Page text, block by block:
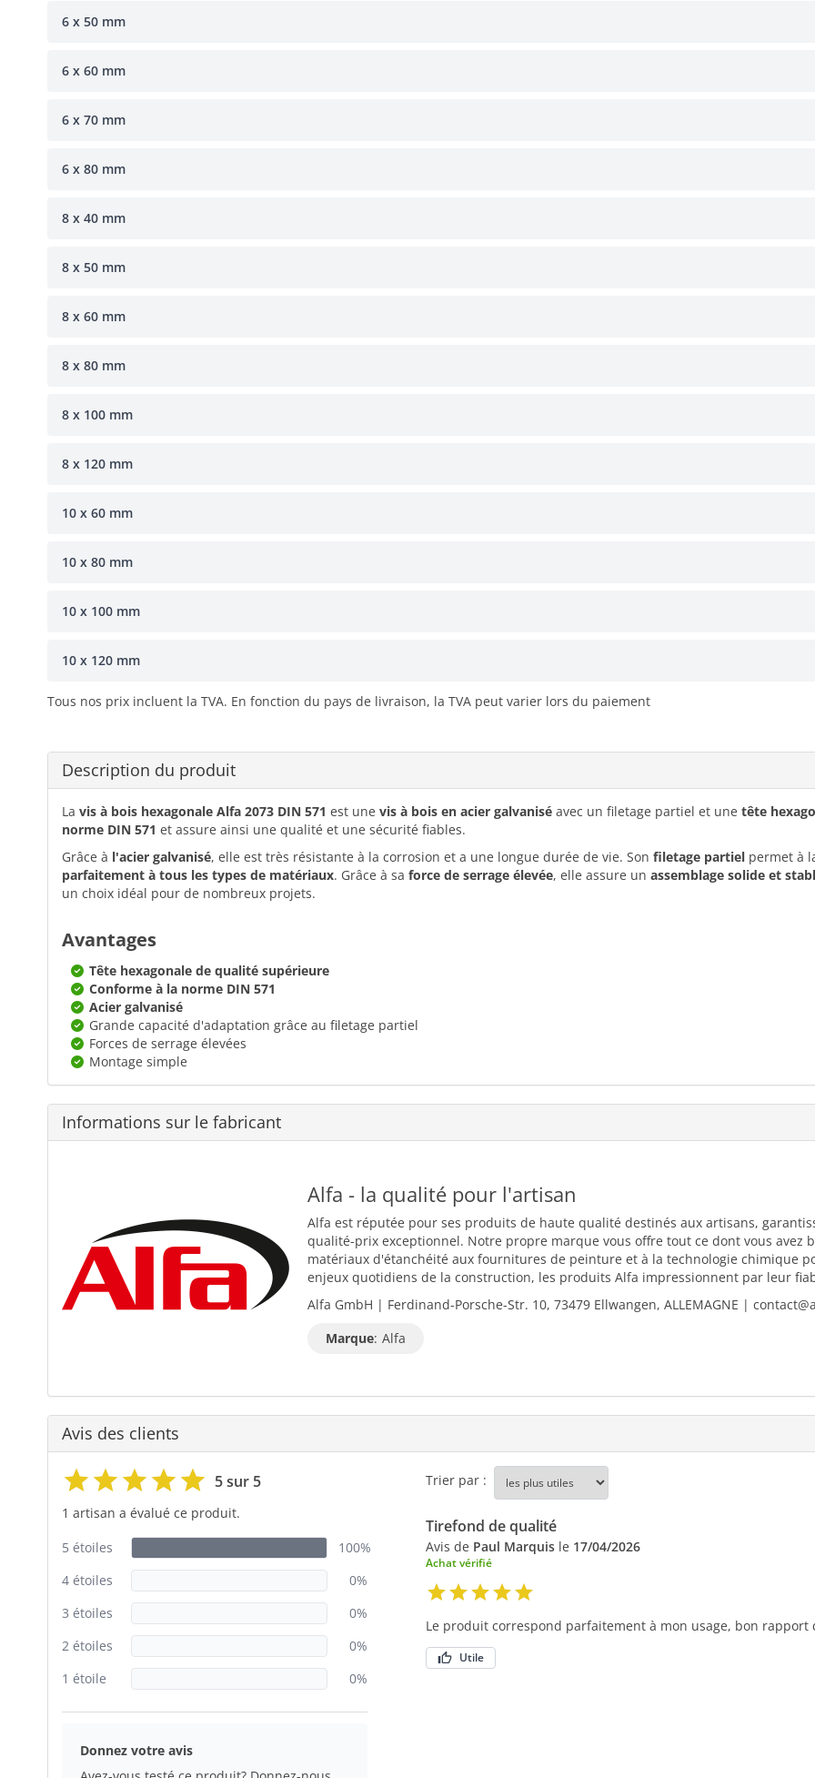
6 x 50 mm
6 x 60 mm
6 x 70 mm
6 x 80 mm
8 x 40 mm
8 x 50 mm
8 x 60 mm
8 x 80 mm
8 x 100 mm
8 x 120 mm
10 x 60 mm
10 x 80 mm
10 x 100 mm
10 x 120 mm
Tous nos prix incluent la TVA. En fonction du pays de livraison, la TVA peut varier lors du paiement
Description du produit
La vis à bois hexagonale Alfa 2073 DIN 571 est une vis à bois en acier galvanisé avec un filetage partiel et une tête
norme DIN 571 et assure ainsi une qualité et une sécurité fiables.
Grâce à l'acier galvanisé, elle est très résistante à la corrosion et a une longue durée de vie. Son filetage partiel permet à
parfaitement à tous les types de matériaux. Grâce à sa force de serrage élevée, elle assure un assemblage solide et
un choix idéal pour de nombreux projets.
Avantages
Tête hexagonale de qualité supérieure
Conforme à la norme DIN 571
Acier galvanisé
Grande capacité d'adaptation grâce au filetage partiel
Forces de serrage élevées
Montage simple
Informations sur le fabricant
Alfa - la qualité pour l'artisan
Alfa est réputée pour ses produits de haute qualité destinés aux artisans,
qualité-prix exceptionnel. Notre propre marque vous offre tout ce dont vous avez
matériaux d'étanchéité aux fournitures de peinture et à la technologie chimique
enjeux quotidiens de la construction, les produits Alfa impressionnent par leur
Alfa GmbH | Ferdinand-Porsche-Str. 10, 73479 Ellwangen, ALLEMAGNE |
Marque: Alfa
Avis des clients
5 sur 5
1 artisan a évalué ce produit.
5 étoiles
100%
4 étoiles
0%
3 étoiles
0%
2 étoiles
0%
1 étoile
0%
Donnez votre avis
Trier par :
Tirefond de qualité
Avis de Paul Marquis le 17/04/2026
Achat vérifié
Le produit correspond parfaitement à mon usage, bon
Utile